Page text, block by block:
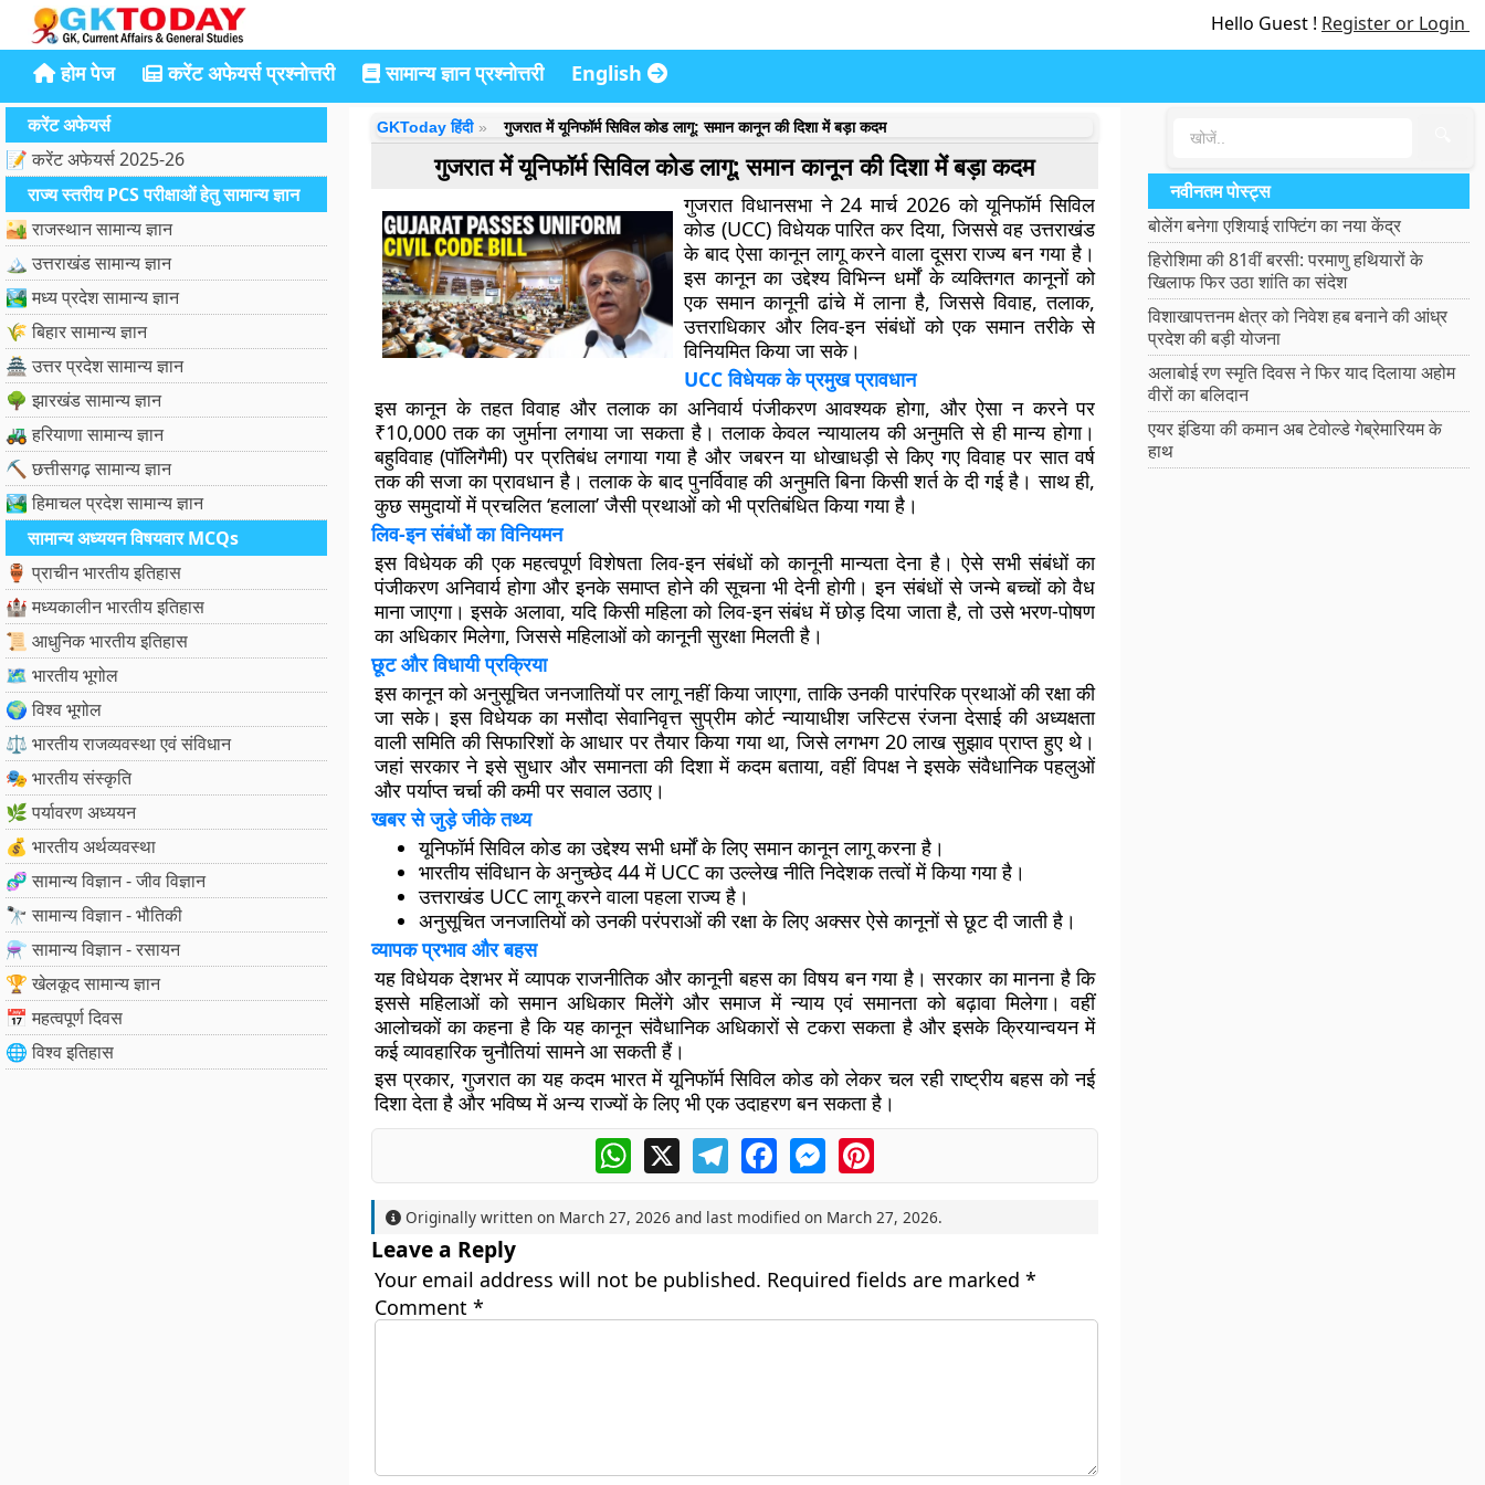
Hello Guest ! Register or Login
होम पेज करेंट अफेयर्स प्रश्नोत्तरी सामान्य ज्ञान प्रश्नोत्तरी English
करेंट अफेयर्स
📝 करेंट अफेयर्स 2025-26
राज्य स्तरीय PCS परीक्षाओं हेतु सामान्य ज्ञान
🏜️ राजस्थान सामान्य ज्ञान
🏔️ उत्तराखंड सामान्य ज्ञान
🏞️ मध्य प्रदेश सामान्य ज्ञान
🌾 बिहार सामान्य ज्ञान
🏯 उत्तर प्रदेश सामान्य ज्ञान
🌳 झारखंड सामान्य ज्ञान
🚜 हरियाणा सामान्य ज्ञान
⛏️ छत्तीसगढ़ सामान्य ज्ञान
🏞️ हिमाचल प्रदेश सामान्य ज्ञान
सामान्य अध्ययन विषयवार MCQs
🏺 प्राचीन भारतीय इतिहास
🏰 मध्यकालीन भारतीय इतिहास
📜 आधुनिक भारतीय इतिहास
🗺️ भारतीय भूगोल
🌍 विश्व भूगोल
⚖️ भारतीय राजव्यवस्था एवं संविधान
🎭 भारतीय संस्कृति
🌿 पर्यावरण अध्ययन
💰 भारतीय अर्थव्यवस्था
🧬 सामान्य विज्ञान - जीव विज्ञान
🔭 सामान्य विज्ञान - भौतिकी
⚗️ सामान्य विज्ञान - रसायन
🏆 खेलकूद सामान्य ज्ञान
📅 महत्वपूर्ण दिवस
🌐 विश्व इतिहास
GKToday हिंदी गुजरात में यूनिफॉर्म सिविल कोड लागू: समान कानून की दिशा में बड़ा कदम
गुजरात में यूनिफॉर्म सिविल कोड लागू: समान कानून की दिशा में बड़ा कदम
गुजरात विधानसभा ने 24 मार्च 2026 को यूनिफॉर्म सिविल
कोड (UCC) विधेयक पारित कर दिया, जिससे वह उत्तराखंड
के बाद ऐसा कानून लागू करने वाला दूसरा राज्य बन गया है।
इस कानून का उद्देश्य विभिन्न धर्मों के व्यक्तिगत कानूनों को
एक समान कानूनी ढांचे में लाना है, जिससे विवाह, तलाक,
उत्तराधिकार और लिव-इन संबंधों को एक समान तरीके से
विनियमित किया जा सके।
UCC विधेयक के प्रमुख प्रावधान
इस कानून के तहत विवाह और तलाक का अनिवार्य पंजीकरण आवश्यक होगा, और ऐसा न करने पर
₹10,000 तक का जुर्माना लगाया जा सकता है। तलाक केवल न्यायालय की अनुमति से ही मान्य होगा।
बहुविवाह (पॉलिगैमी) पर प्रतिबंध लगाया गया है और जबरन या धोखाधड़ी से किए गए विवाह पर सात वर्ष
तक की सजा का प्रावधान है। तलाक के बाद पुनर्विवाह की अनुमति बिना किसी शर्त के दी गई है। साथ ही,
कुछ समुदायों में प्रचलित ‘हलाला’ जैसी प्रथाओं को भी प्रतिबंधित किया गया है।
लिव-इन संबंधों का विनियमन
इस विधेयक की एक महत्वपूर्ण विशेषता लिव-इन संबंधों को कानूनी मान्यता देना है। ऐसे सभी संबंधों का
पंजीकरण अनिवार्य होगा और इनके समाप्त होने की सूचना भी देनी होगी। इन संबंधों से जन्मे बच्चों को वैध
माना जाएगा। इसके अलावा, यदि किसी महिला को लिव-इन संबंध में छोड़ दिया जाता है, तो उसे भरण-पोषण
का अधिकार मिलेगा, जिससे महिलाओं को कानूनी सुरक्षा मिलती है।
छूट और विधायी प्रक्रिया
इस कानून को अनुसूचित जनजातियों पर लागू नहीं किया जाएगा, ताकि उनकी पारंपरिक प्रथाओं की रक्षा की
जा सके। इस विधेयक का मसौदा सेवानिवृत्त सुप्रीम कोर्ट न्यायाधीश जस्टिस रंजना देसाई की अध्यक्षता
वाली समिति की सिफारिशों के आधार पर तैयार किया गया था, जिसे लगभग 20 लाख सुझाव प्राप्त हुए थे।
जहां सरकार ने इसे सुधार और समानता की दिशा में कदम बताया, वहीं विपक्ष ने इसके संवैधानिक पहलुओं
और पर्याप्त चर्चा की कमी पर सवाल उठाए।
खबर से जुड़े जीके तथ्य
यूनिफॉर्म सिविल कोड का उद्देश्य सभी धर्मों के लिए समान कानून लागू करना है।
भारतीय संविधान के अनुच्छेद 44 में UCC का उल्लेख नीति निदेशक तत्वों में किया गया है।
उत्तराखंड UCC लागू करने वाला पहला राज्य है।
अनुसूचित जनजातियों को उनकी परंपराओं की रक्षा के लिए अक्सर ऐसे कानूनों से छूट दी जाती है।
व्यापक प्रभाव और बहस
यह विधेयक देशभर में व्यापक राजनीतिक और कानूनी बहस का विषय बन गया है। सरकार का मानना है कि
इससे महिलाओं को समान अधिकार मिलेंगे और समाज में न्याय एवं समानता को बढ़ावा मिलेगा। वहीं
आलोचकों का कहना है कि यह कानून संवैधानिक अधिकारों से टकरा सकता है और इसके क्रियान्वयन में
कई व्यावहारिक चुनौतियां सामने आ सकती हैं।
इस प्रकार, गुजरात का यह कदम भारत में यूनिफॉर्म सिविल कोड को लेकर चल रही राष्ट्रीय बहस को नई
दिशा देता है और भविष्य में अन्य राज्यों के लिए भी एक उदाहरण बन सकता है।
WhatsApp
X TelegramFacebookMessengerPinterest
Originally written on March 27, 2026 and last modified on March 27, 2026.
Leave a Reply
Your email address will not be published. Required fields are marked *
Comment *
नवीनतम पोस्ट्स
बोलेंग बनेगा एशियाई राफ्टिंग का नया केंद्र
हिरोशिमा की 81वीं बरसी: परमाणु हथियारों के
खिलाफ फिर उठा शांति का संदेश
विशाखापत्तनम क्षेत्र को निवेश हब बनाने की आंध्र
प्रदेश की बड़ी योजना
अलाबोई रण स्मृति दिवस ने फिर याद दिलाया अहोम
वीरों का बलिदान
एयर इंडिया की कमान अब टेवोल्डे गेब्रेमारियम के
हाथ